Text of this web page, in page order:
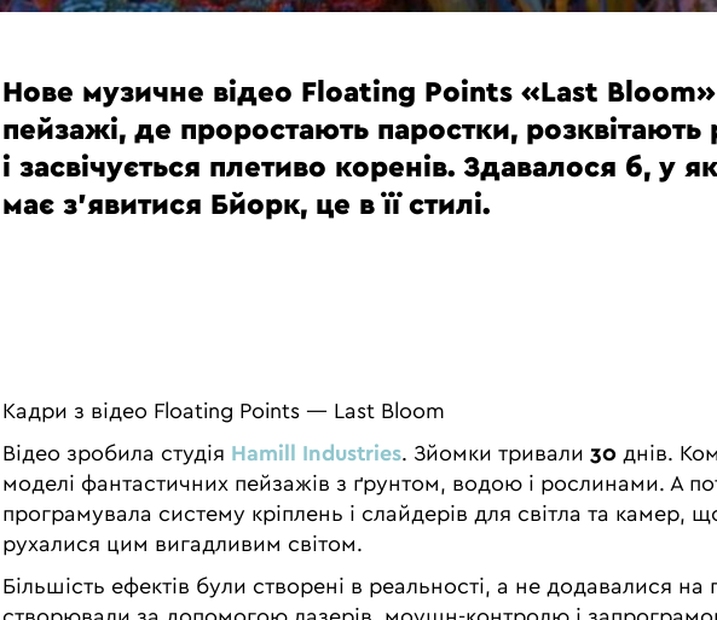
Нове музичне відео Floating Points «Last
пейзажі, де проростають паростки, розквітають
і засвічується плетиво коренів. Здавалося б, у
має з’явитися Бйорк, це в її стилі.
Кадри з відео Floating Points — Last Bloom
Відео зробила студія Hamill Industries. Зйомки тривали 30 днів.
моделі фантастичних пейзажів з ґрунтом, водою і рослинами. А
програмувала систему кріплень і слайдерів для світла та камер,
рухалися цим вигадливим світом.
Більшість ефектів були створені в реальності, а не додавалися на